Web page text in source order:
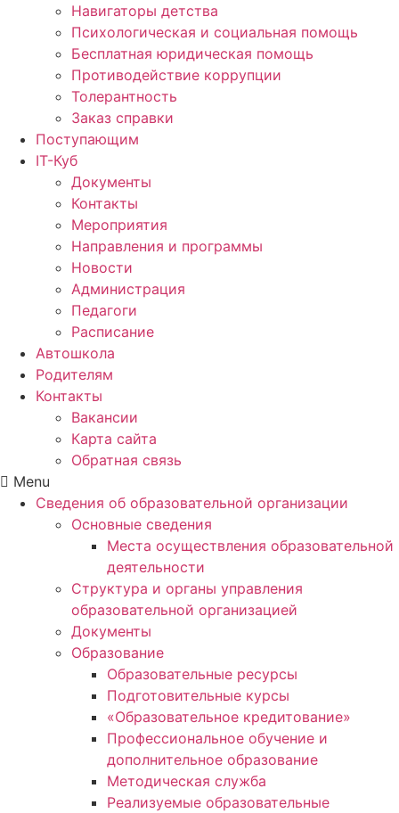
Навигаторы детства
Психологическая и социальная помощь
Бесплатная юридическая помощь
Противодействие коррупции
Толерантность
Заказ справки
Поступающим
IT-Куб
Документы
Контакты
Мероприятия
Направления и программы
Новости
Администрация
Педагоги
Расписание
Автошкола
Родителям
Контакты
Вакансии
Карта сайта
Обратная связь
Menu
Сведения об образовательной организации
Основные сведения
Места осуществления образовательной
деятельности
Структура и органы управления
образовательной организацией
Документы
Образование
Образовательные ресурсы
Подготовительные курсы
«Образовательное кредитование»
Профессиональное обучение и
дополнительное образование
Методическая служба
Реализуемые образовательные